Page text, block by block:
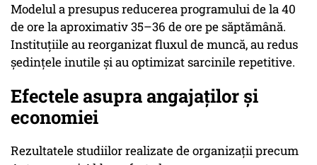
Modelul a presupus reducerea programului de la 40
de ore la aproximativ 35–36 de ore pe săptămână.
Instituțiile au reorganizat fluxul de muncă, au redus
ședințele inutile și au optimizat sarcinile repetitive.
Efectele asupra angajaților și
economiei
Rezultatele studiilor realizate de organizații precum